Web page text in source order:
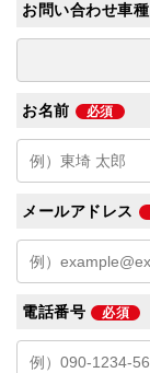
お問い合わせ車種
お名前 必須
メールアドレス
電話番号 必須